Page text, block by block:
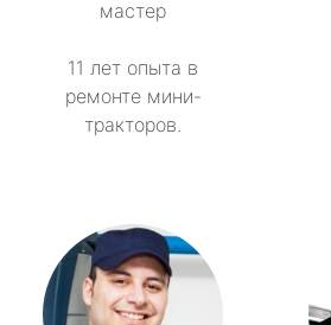
мастер
11 лет опыта в
ремонте мини-
тракторов.